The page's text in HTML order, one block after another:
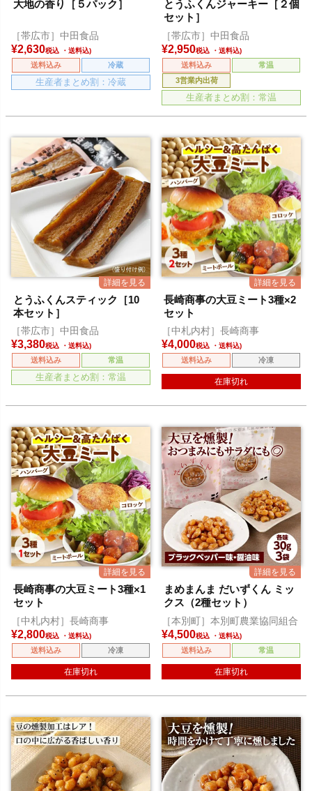
大地の香り［５パック］
［帯広市］中田食品
¥2,630税込
送料込み 冷蔵
生産者まとめ割：冷蔵
とうふくんジャーキー［２個
セット］
［帯広市］中田食品
¥2,950税込
送料込み
常温
3営業内出荷
生産者まとめ割：常温
とうふくんスティック［10
本セット］
［帯広市］中田食品
¥3,380税込
送料込み 常温
生産者まとめ割：常温
長崎商事の大豆ミート3種×2
セット
［中札内村］長崎商事
¥4,000税込
送料込み 冷凍
在庫切れ
長崎商事の大豆ミート3種×1
セット
［中札内村］長崎商事
¥2,800税込
送料込み 冷凍
在庫切れ
まめまんま だいずくん ミッ
クス（2種セット）
［本別町］本別町農業協同組合
¥4,500税込
送料込み 常温
在庫切れ